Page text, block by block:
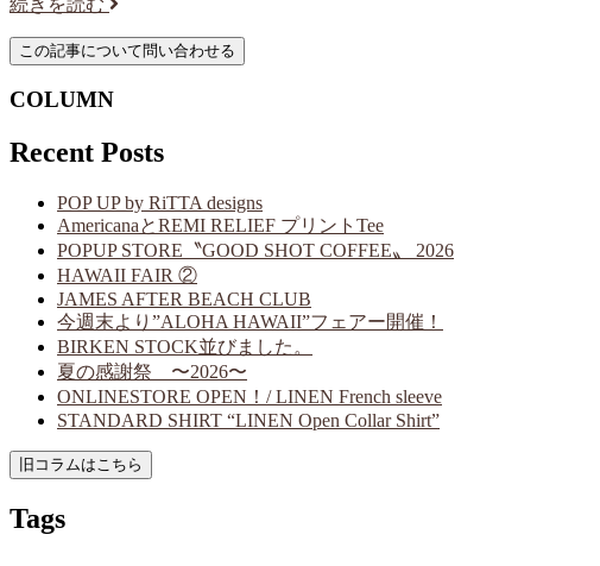
COLUMN
Recent Posts
POP UP by RiTTA designs
AmericanaとREMI RELIEF プリントTee
POPUP STORE〝GOOD SHOT COFFEE〟 2026
HAWAII FAIR ②
JAMES AFTER BEACH CLUB
今週末より”ALOHA HAWAII”フェアー開催！
BIRKEN STOCK並びました。
夏の感謝祭 〜2026〜
ONLINESTORE OPEN！/ LINEN French sleeve
STANDARD SHIRT “LINEN Open Collar Shirt”
Tags